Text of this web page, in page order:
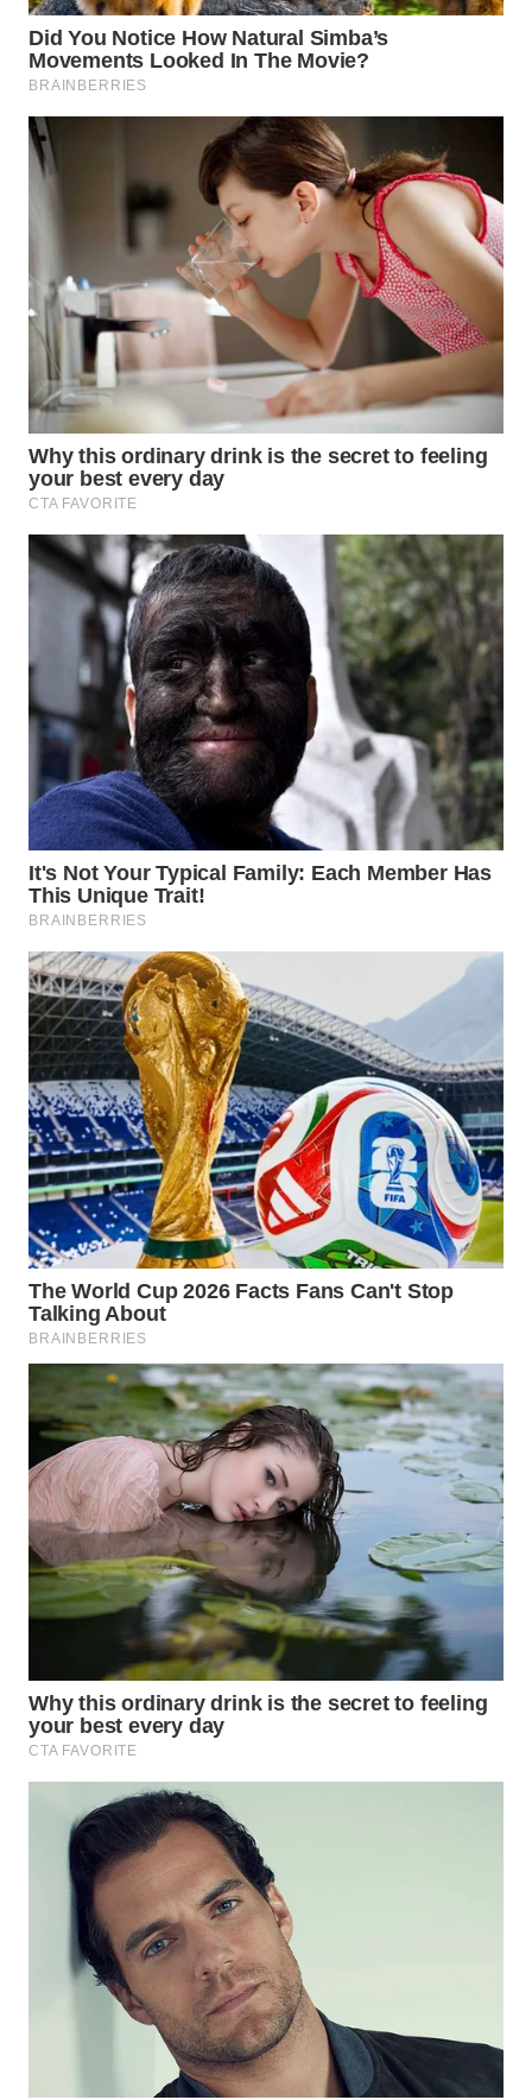
WN
TAPANULI
SELATAN
TANJUNG
LESUNG
WN
SIMALUNGUN
WN
LABUHANBATU
WN
TENGAH
WN DELI
SERDANG
TEBING
TINGGI
WN
PAKPAK
WN
KARAWANG
WN
BEKASI
WN
BOGOR
WN
DEPOK
WN
TAPANULI
UTARA
WN
SAMOSIR
WN
PADANG
LAWAS
WN
SUMEDANG
CIANJUR
WN
SERIBU
WN
TANGERANG
WN
BINJAI